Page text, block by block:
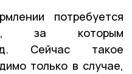
потребуется
за которым
Сейчас такое
только в случае,